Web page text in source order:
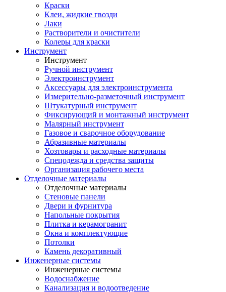
Краски
Клеи, жидкие гвозди
Лаки
Растворители и очистители
Колеры для краски
Инструмент
Инструмент
Ручной инструмент
Электроинструмент
Аксессуары для электроинструмента
Измерительно-разметочный инструмент
Штукатурный инструмент
Фиксирующий и монтажный инструмент
Малярный инструмент
Газовое и сварочное оборудование
Абразивные материалы
Хозтовары и расходные материалы
Спецодежда и средства защиты
Организация рабочего места
Отделочные материалы
Отделочные материалы
Стеновые панели
Двери и фурнитура
Напольные покрытия
Плитка и керамогранит
Окна и комплектующие
Потолки
Камень декоративный
Инженерные системы
Инженерные системы
Водоснабжение
Канализация и водоотведение